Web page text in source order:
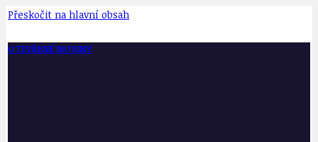
Přeskočit na hlavní obsah
OTEVŘENÉ NOVINY